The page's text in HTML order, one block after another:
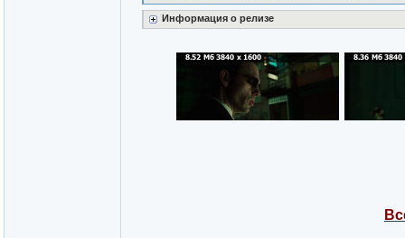
Информация о релизе